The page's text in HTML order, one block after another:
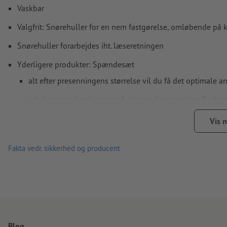
Vaskbar
Valgfrit: Snørehuller for en nem fastgørelse, omløbende på
Snørehuller forarbejdes iht. læseretningen
Yderligere produkter: Spændesæt
alt efter presenningens størrelse vil du få det optimale
antallet af fastspændingssæt multipliceres iht. den
Det klassiske reklamemedie til stilladser, hegn, broer og
Vis
Fakta vedr. sikkerhed og producent